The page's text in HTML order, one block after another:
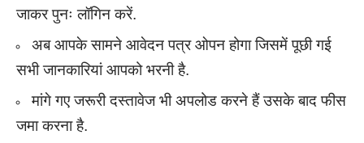
जाकर पुनः लॉगिन करें.
अब आपके सामने आवेदन पत्र ओपन होगा जिसमें पूछी गई
सभी जानकारियां आपको भरनी है.
मांगे गए जरूरी दस्तावेज भी अपलोड करने हैं उसके बाद फीस
जमा करना है.